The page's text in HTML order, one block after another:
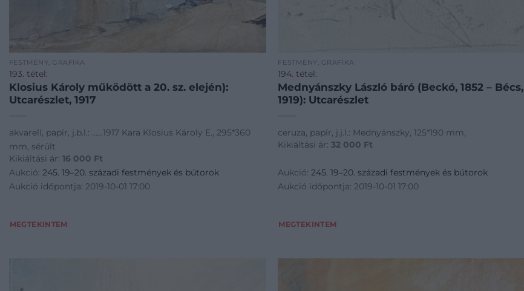
FESTMÉNY, GRAFIKA
193. tétel:
Klosius Károly működött a 20. sz. elején):
Utcarészlet, 1917
akvarell, papír, j.b.l.: ......1917 Kara Klosius Károly E., 295*360
mm, sérült
Kikiáltási ár: 16 000 Ft
Aukció: 245. 19–20. századi festmények és bútorok
Aukció időpontja: 2019-10-01 17:00
MEGTEKINTEM
FESTMÉNY, GRAFIKA
194. tétel:
Mednyánszky László báró (Beckó, 1852 – Bécs,
1919): Utcarészlet
ceruza, papír, j.j.l.: Mednyánszky, 125*190 mm,
Kikiáltási ár:32 000 Ft
Aukció:245. 19–20. századi festmények és bútorok
Aukció időpontja: 2019-10-01 17:00
MEGTEKINTEM